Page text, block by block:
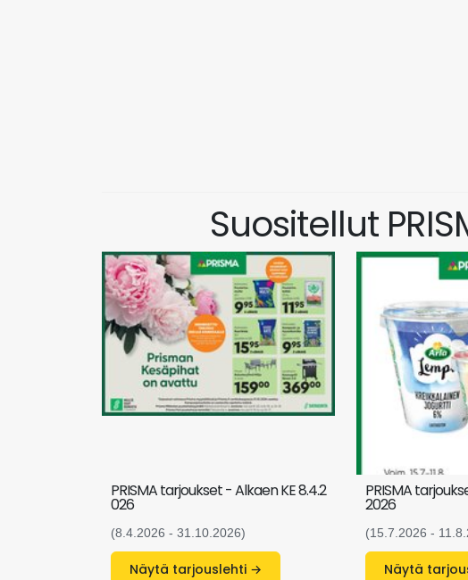
Suositellut
PRISMA tarjoukset - Alkaen KE 8.4.2
026
(8.4.2026 - 31.10.2026)
Näytä tarjouslehti →
PRISMA
2026
(15.7.2026 -